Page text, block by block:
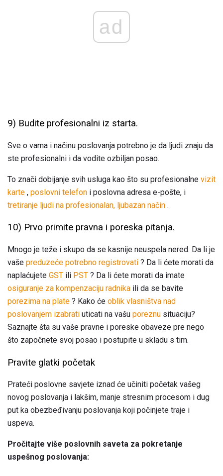
ad
9) Budite profesionalni iz starta.
Sve o vama i načinu poslovanja potrebno je da ljudi znaju da
ste profesionalni i da vodite ozbiljan posao.
To znači dobijanje svih usluga kao što su profesionalne vizit
karte , poslovni telefon i poslovna adresa e-pošte, i
tretiranje ljudi na profesionalan, ljubazan način .
10) Prvo primite pravna i poreska pitanja.
Mnogo je teže i skupo da se kasnije neuspela nered. Da li je
vaše preduzeće potrebno registrovati ? Da li ćete morati da
naplaćujete GST ili PST ? Da li ćete morati da imate
osiguranje za kompenzaciju radnika ili da se bavite
porezima na plate ? Kako će oblik vlasništva nad
poslovanjem izabrati uticati na vašu poreznu situaciju?
Saznajte šta su vaše pravne i poreske obaveze pre nego
što započnete svoj posao i postupite u skladu s tim.
Pravite glatki početak
Prateći poslovne savjete iznad će učiniti početak vašeg
novog poslovanja i lakšim, manje stresnim procesom i dug
put ka obezbeđivanju poslovanja koji počinjete traje i
uspeva.
Pročitajte više poslovnih saveta za pokretanje
uspešnog poslovanja: